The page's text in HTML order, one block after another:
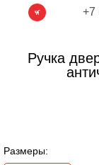
Ручка
Размеры:
+7